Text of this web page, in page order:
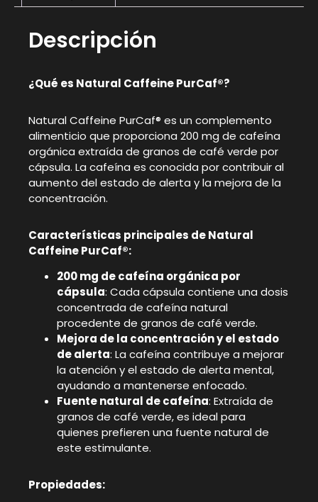
Descripción
¿Qué es Natural Caffeine PurCaf®?
Natural Caffeine PurCaf® es un complemento
alimenticio que proporciona 200 mg de cafeína
orgánica extraída de granos de café verde por
cápsula. La cafeína es conocida por contribuir al
aumento del estado de alerta y la mejora de la
concentración.
Características principales de Natural
Caffeine PurCaf®:
200 mg de cafeína orgánica por
cápsula: Cada cápsula contiene una dosis
concentrada de cafeína natural
procedente de granos de café verde.
Mejora de la concentración y el estado
de alerta: La cafeína contribuye a mejorar
la atención y el estado de alerta mental,
ayudando a mantenerse enfocado.
Fuente natural de cafeína: Extraída de
granos de café verde, es ideal para
quienes prefieren una fuente natural de
este estimulante.
Propiedades: